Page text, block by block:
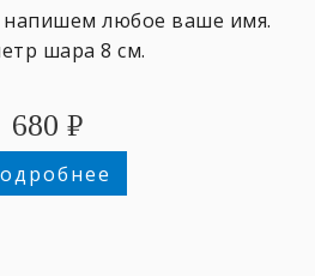
любое ваше имя.
шара 8 см.
680 ₽